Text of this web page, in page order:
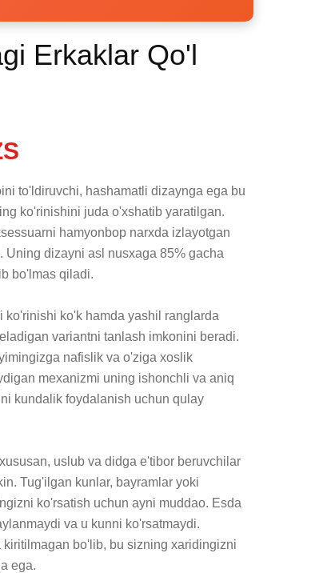
Erkaklar Qo'l
to'ldiruvchi, hashamatli dizaynga ega bu
ko'rinishini juda o'xshatib yaratilgan.
hamyonbop narxda izlayotgan
Uning dizayni asl nusxaga 85% gacha
bo'lmas qiladi.
ko'k hamda yashil ranglarda
variantni tanlash imkonini beradi.
nafislik va o'ziga xoslik
mexanizmi uning ishonchli va aniq
kundalik foydalanish uchun qulay
uslub va didga e'tibor beruvchilar
Tug'ilgan kunlar, bayramlar yoki
ko'rsatish uchun ayni muddao. Esda
va u kunni ko'rsatmaydi.
bo'lib, bu sizning xaridingizni
ega.